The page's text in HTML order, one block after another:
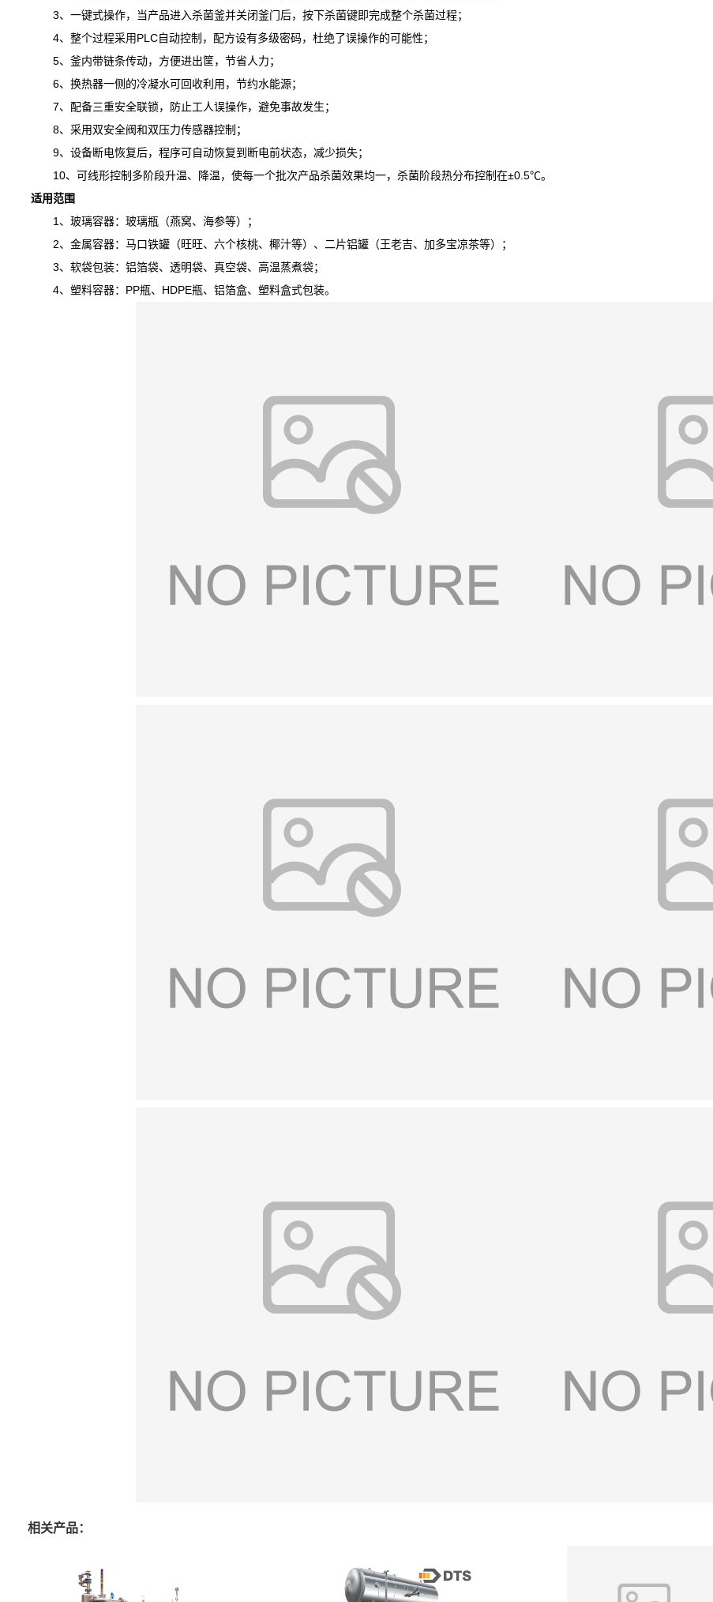
3、一键式操作，当产品进入杀菌釜并关闭釜门后，按下杀菌键即完成整个杀菌过程；
4、整个过程采用PLC自动控制，配方设有多级密码，杜绝了误操作的可能性；
5、釜内带链条传动，方便进出筐，节省人力；
6、换热器一侧的冷凝水可回收利用，节约水能源；
7、配备三重安全联锁，防止工人误操作，避免事故发生；
8、采用双安全阀和双压力传感器控制；
9、设备断电恢复后，程序可自动恢复到断电前状态，减少损失；
10、可线形控制多阶段升温、降温， 使每一个批次产品杀菌效果均一，杀菌阶段热分布控制在±0.5℃。
适用范围
1、玻璃容器：玻璃瓶（燕窝、海参等）；
2、金属容器：马口铁罐（旺旺、六个核桃、椰汁等）、二片铝罐（王老吉、加多宝凉茶等）；
3、软袋包装：铝箔袋、透明袋、真空袋、高温蒸煮袋；
4、塑料容器：PP瓶、HDPE瓶、铝箔盒、塑料盒式包装。
相关产品：